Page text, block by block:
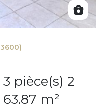
chambre(s) 63.87 m²